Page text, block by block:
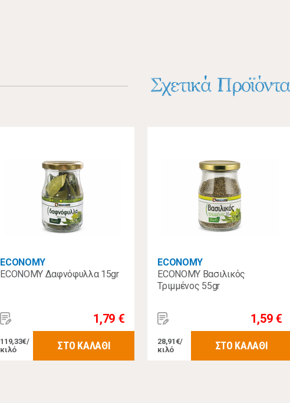
Σχετικά Προϊόντα
ECONOMY
ECONOMY Δαφνόφυλλα 15gr
1,79 €
119,33€/
κιλό
ΣΤΟ ΚΑΛΑΘΙ
ECONOMY
ECONOMY Βασιλικός
Τριμμένος 55gr
1,59 €
28,91€/
κιλό
ΣΤΟ ΚΑΛΑΘΙ